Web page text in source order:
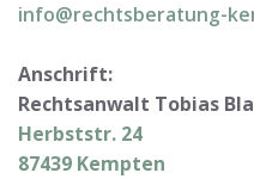
info@rechtsberatung-
Anschrift:
Rechtsanwalt Tobias
Herbststr. 24
87439 Kempten